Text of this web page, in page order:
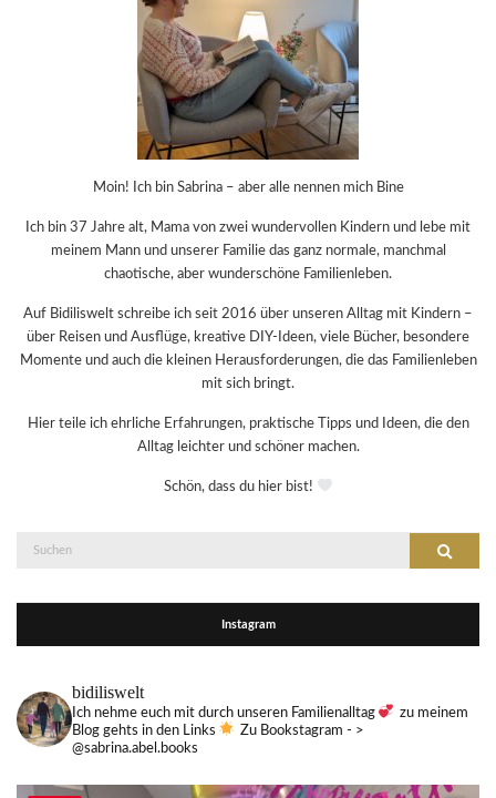
Moin! Ich bin Sabrina – aber alle nennen mich Bine
Ich bin 37 Jahre alt, Mama von zwei wundervollen Kindern und lebe mit
meinem Mann und unserer Familie das ganz normale, manchmal
chaotische, aber wunderschöne Familienleben.
Auf Bidiliswelt schreibe ich seit 2016 über unseren Alltag mit Kindern –
über Reisen und Ausflüge, kreative DIY-Ideen, viele Bücher, besondere
Momente und auch die kleinen Herausforderungen, die das Familienleben
mit sich bringt.
Hier teile ich ehrliche Erfahrungen, praktische Tipps und Ideen, die den
Alltag leichter und schöner machen.
Schön, dass du hier bist!
Suche
Instagram
bidiliswelt
Ich nehme euch mit durch unseren Familienalltag
zu meinem
Blog gehts in den Links
Zu Bookstagram - >
@sabrina.abel.books